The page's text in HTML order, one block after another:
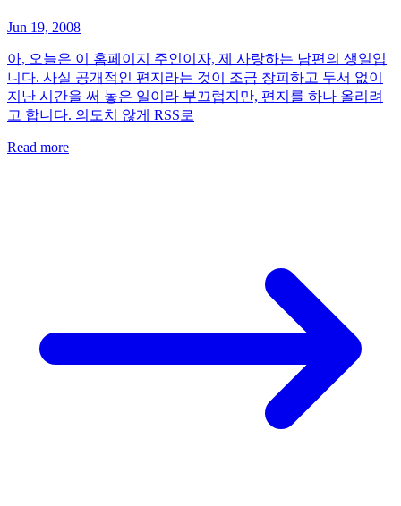
Jun 19, 2008
아, 오늘은 이 홈페이지 주인이자, 제 사랑하는 남편의 생일입
니다. 사실 공개적인 편지라는 것이 조금 창피하고 두서 없이
지난 시간을 써 놓은 일이라 부끄럽지만, 편지를 하나 올리려
고 합니다. 의도치 않게 RSS로
Read more